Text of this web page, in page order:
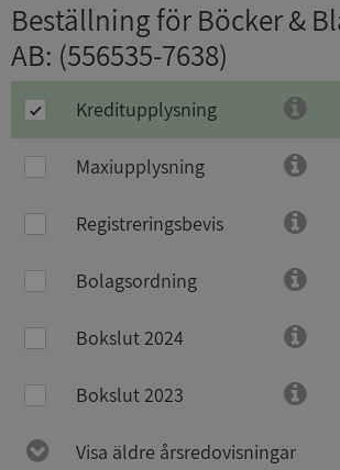
Beställning för Böcker &
AB: (556535-7638)
Kreditupplysning
Maxiupplysning
Registreringsbevis
Bolagsordning
Bokslut 2024
Bokslut 2023
Visa äldre årsredovisningar